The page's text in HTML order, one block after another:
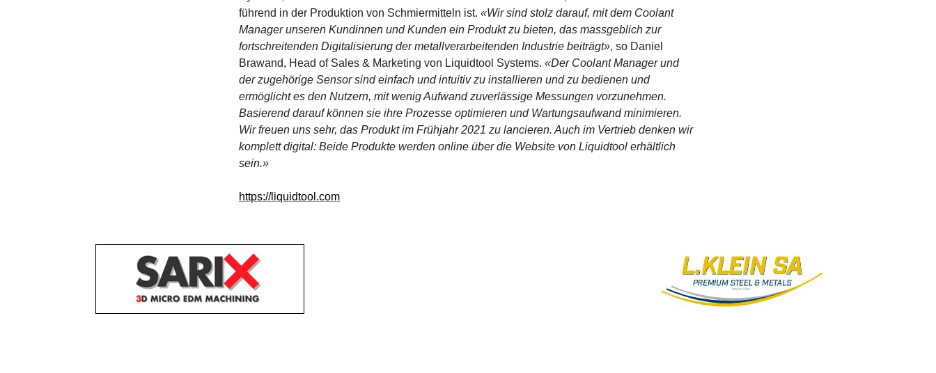
führend in der Produktion von Schmiermitteln ist. «Wir sind stolz darauf, mit dem Coolant
Manager unseren Kundinnen und Kunden ein Produkt zu bieten, das massgeblich zur
fortschreitenden Digitalisierung der metallverarbeitenden Industrie beiträgt», so Daniel
Brawand, Head of Sales & Marketing von Liquidtool Systems. «Der Coolant Manager und
der zugehörige Sensor sind einfach und intuitiv zu installieren und zu bedienen und
ermöglicht es den Nutzern, mit wenig Aufwand zuverlässige Messungen vorzunehmen.
Basierend darauf können sie ihre Prozesse optimieren und Wartungsaufwand minimieren.
Wir freuen uns sehr, das Produkt im Frühjahr 2021 zu lancieren. Auch im Vertrieb denken wir
komplett digital: Beide Produkte werden online über die Website von Liquidtool erhältlich
sein.»
https://liquidtool.com